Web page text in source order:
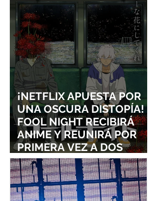
¡NETFLIX APUESTA POR
UNA OSCURA DISTOPÍA!
FOOL NIGHT RECIBIRÁ
ANIME Y REUNIRÁ POR
PRIMERA VEZ A DOS
ESTUDIOS LEGENDARIOS